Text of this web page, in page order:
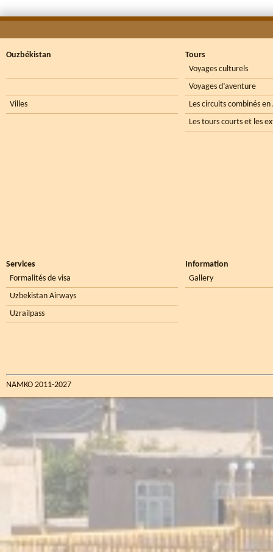
Ouzbékistan
Villes
Tours
Voyages culturels
Voyages d’aventure
Les circuits combinés
Les tours courts et les
Services
Formalités de visa
Uzbekistan Airways
Uzrailpass
Information
Gallery
NAMKO 2011-2027